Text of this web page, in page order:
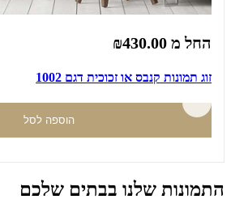
החל מ ₪430.00
זוג תמונות קנבס או זכוכית דגם 1002
הוספה לסל
התמונות שלנו בבתים שלכם